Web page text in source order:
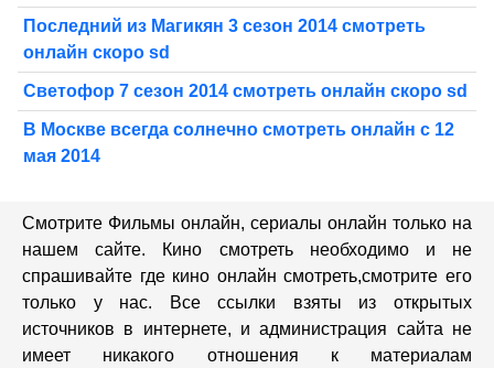
Последний из Магикян 3 сезон 2014 смотреть
онлайн скоро sd
Светофор 7 сезон 2014 смотреть онлайн скоро sd
В Москве всегда солнечно смотреть онлайн с 12
мая 2014
Смотрите Фильмы онлайн, сериалы онлайн только на
нашем сайте. Кино смотреть необходимо и не
спрашивайте где кино онлайн смотреть,cмотрите его
только у нас. Все ссылки взяты из открытых
источников в интернете, и администрация сайта не
имеет никакого отношения к материалам